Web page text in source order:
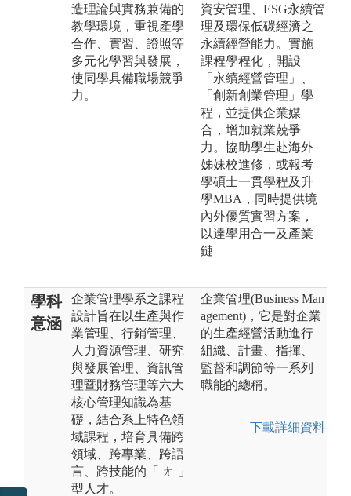
造理論與實務兼備的
教學環境，重視產學
合作、實習、證照等
多元化學習與發展，
使同學具備職場競爭
力。
資安管理、ESG永續管
理及環保低碳經濟之
永續經營能力。實施
課程學程化，開設
「永續經營管理」、
「創新創業管理」學
程，並提供企業媒
合，增加就業兢爭
力。協助學生赴海外
姊妹校進修，或報考
學碩士一貫學程及升
學MBA，同時提供境
內外優質實習方案，
以達學用合一及產業
鏈
學科
意涵
企業管理學系之課程
設計旨在以生產與作
業管理、行銷管理、
人力資源管理、研究
與發展管理、資訊管
理暨財務管理等六大
核心管理知識為基
礎，結合系上特色領
域課程，培育具備跨
領域、跨專業、跨語
言、跨技能的「 ㄤ 」
型人才。
企業管理(Business Man
agement)，它是對企業
的生產經營活動進行
組織、計畫、指揮、
監督和調節等一系列
職能的總稱。
下載詳細資料